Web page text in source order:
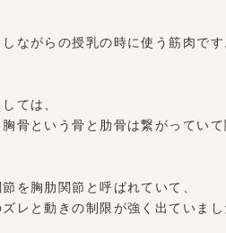
ながらの授乳の時に使う筋肉です
ては、
骨という骨と肋骨は繋がっていて
を胸肋関節と呼ばれていて、
レと動きの制限が強く出ていまし